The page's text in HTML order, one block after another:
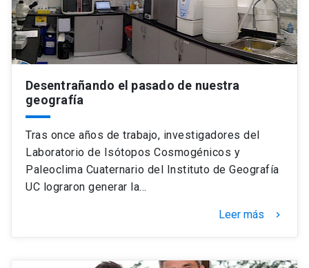
Desentrañando el pasado de nuestra
geografía
Tras once años de trabajo, investigadores del
Laboratorio de Isótopos Cosmogénicos y
Paleoclima Cuaternario del Instituto de Geografía
UC lograron generar la…
Leer más keyboard_arrow_right